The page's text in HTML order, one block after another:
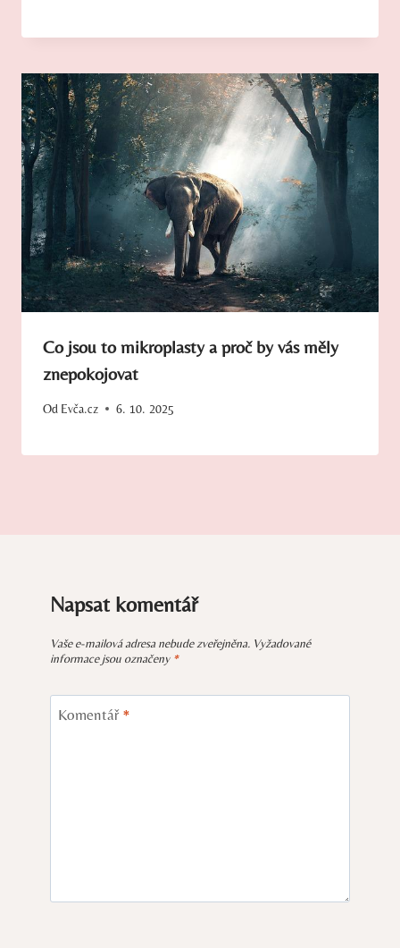
Co jsou to mikroplasty a proč by vás měly
znepokojovat
Od Evča.cz 6. 10. 2025
Napsat komentář
Vaše e-mailová adresa nebude zveřejněna. Vyžadované
informace jsou označeny *
Komentář *